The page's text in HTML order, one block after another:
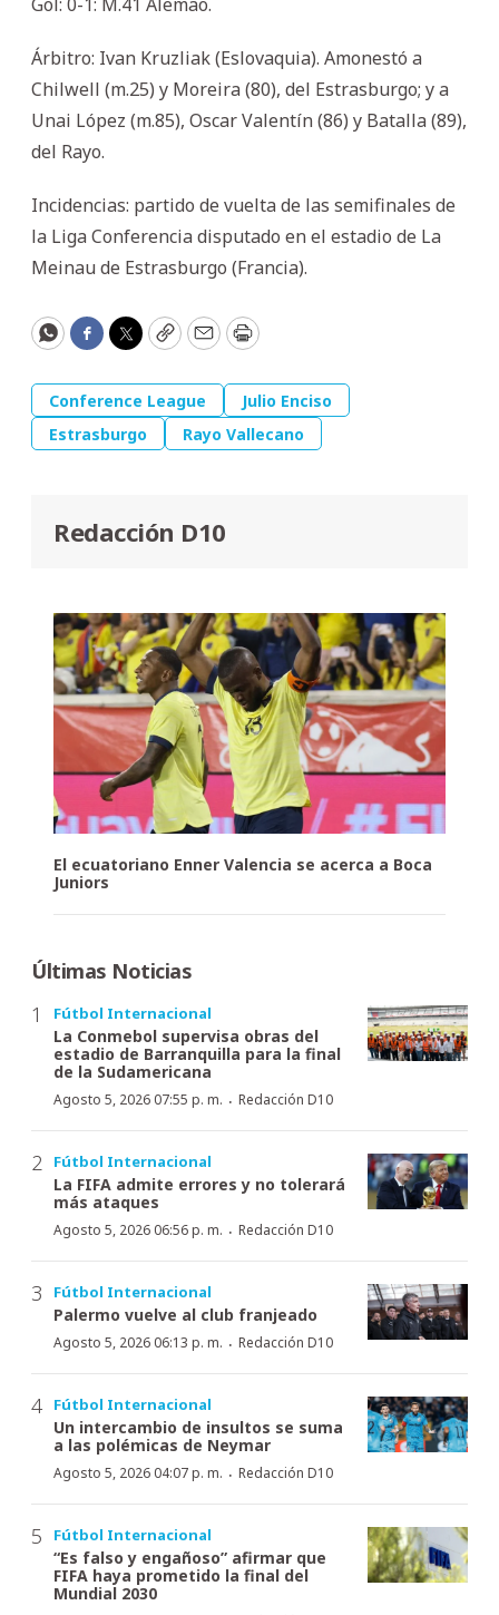
Árbitro: Ivan Kruzliak (Eslovaquia). Amonestó a
Chilwell (m.25) y Moreira (80), del Estrasburgo; y a
Unai López (m.85), Oscar Valentín (86) y Batalla (89),
del Rayo.
Incidencias: partido de vuelta de las semifinales de
la Liga Conferencia disputado en el estadio de La
Meinau de Estrasburgo (Francia).
WhatsApp
Facebook
Twitter
CopyEmailPrint
Conference League
Julio Enciso
Estrasburgo
Rayo Vallecano
Redacción D10
El ecuatoriano Enner Valencia se acerca a Boca
Juniors
Últimas Noticias
Fútbol Internacional
La Conmebol supervisa obras del
estadio de Barranquilla para la final
de la Sudamericana
Agosto 5, 2026 07:55 p. m. · Redacción D10
Fútbol Internacional
La FIFA admite errores y no tolerará
más ataques
Agosto 5, 2026 06:56 p. m. · Redacción D10
Fútbol Internacional
Palermo vuelve al club franjeado
Agosto 5, 2026 06:13 p. m. · Redacción D10
Fútbol Internacional
Un intercambio de insultos se suma
a las polémicas de Neymar
Agosto 5, 2026 04:07 p. m. · Redacción D10
Fútbol Internacional
“Es falso y engañoso” afirmar que
FIFA haya prometido la final del
Mundial 2030